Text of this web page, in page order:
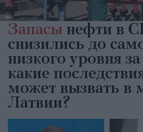
Запасы нефти в
снизились до
низкого уровня
какие
может вызвать в
Латвии?